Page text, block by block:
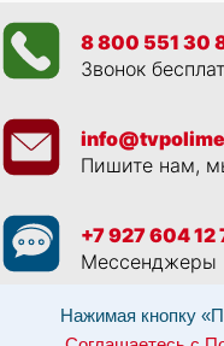
Нажимая кнопку
8 800 551 30
Звонок
Пишите нам,
+7 927 604 12
Мессенджеры
Просматривая данный веб